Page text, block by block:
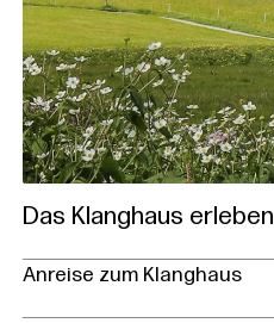
Das Klanghaus erleben
Anreise zum Klanghaus